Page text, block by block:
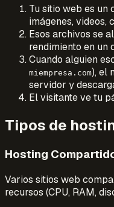
Tu sitio web es un
imágenes, videos,
Esos archivos se
rendimiento en un
Cuando alguien
miempresa.com), el
servidor y
El visitante ve tu
Tipos de
Hosting
Varios sitios web
recursos (CPU, RAM,